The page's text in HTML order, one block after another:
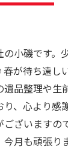
小磯です。
が待ち遠し
品整理や生
、心より感
ざいますの
月も頑張り